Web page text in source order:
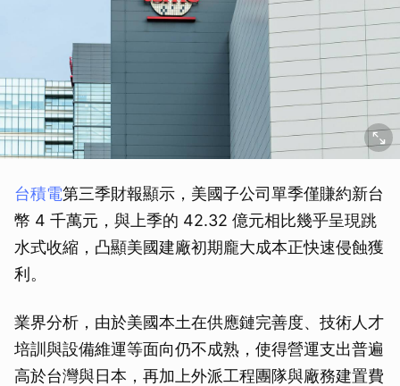
台積電第三季財報顯示，美國子公司單季僅賺約新台
幣 4 千萬元，與上季的 42.32 億元相比幾乎呈現跳
水式收縮，凸顯美國建廠初期龐大成本正快速侵蝕獲
利。
業界分析，由於美國本土在供應鏈完善度、技術人才
培訓與設備維運等面向仍不成熟，使得營運支出普遍
高於台灣與日本，再加上外派工程團隊與廠務建置費